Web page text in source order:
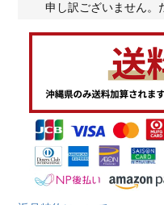
申し訳ございません。